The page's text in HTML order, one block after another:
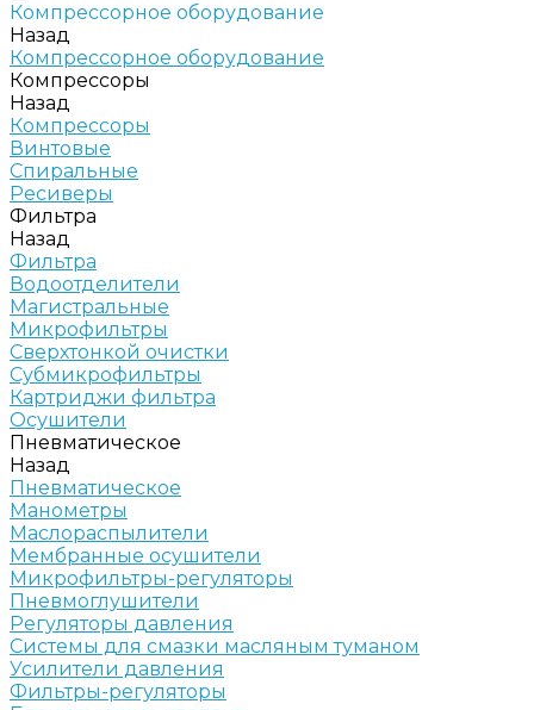
Компрессорное оборудование
Назад
Компрессорное оборудование
Компрессоры
Назад
Компрессоры
Винтовые
Спиральные
Ресиверы
Фильтра
Назад
Фильтра
Водоотделители
Магистральные
Микрофильтры
Сверхтонкой очистки
Субмикрофильтры
Картриджи фильтра
Осушители
Пневматическое
Назад
Пневматическое
Манометры
Маслораспылители
Мембранные осушители
Микрофильтры-регуляторы
Пневмоглушители
Регуляторы давления
Системы для смазки масляным туманом
Усилители давления
Фильтры-регуляторы